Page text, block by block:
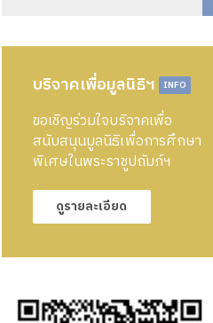
บริจาคเพื่อมูลนิธิฯ INFO
ขอเชิญร่วมใจบริจาคเพื่อ
สนับสนุนมูลนิธิเพื่อการศึกษา
พิเศษในพระราชูปถัมภ์ฯ
ดูรายละเอียด